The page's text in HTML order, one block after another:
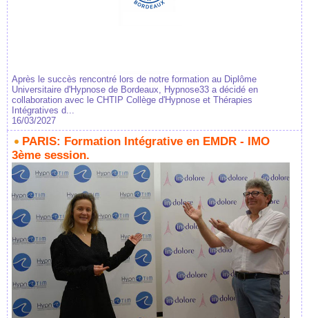
Après le succès rencontré lors de notre formation au Diplôme
Universitaire d'Hypnose de Bordeaux, Hypnose33 a décidé en
collaboration avec le CHTIP Collège d'Hypnose et Thérapies
Intégratives d...
16/03/2027
PARIS: Formation Intégrative en EMDR - IMO
3ème session.